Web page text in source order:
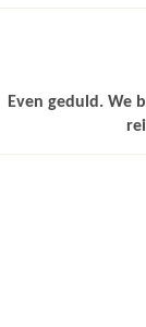
Even geduld. We